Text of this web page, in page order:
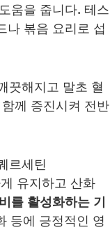
움을 줍니다. 테스
나 볶음 요리로 섭
끗해지고 말초 혈
께 증진시켜 전반
르세틴
유지하고 산화
를 활성화하는 기
등에 긍정적인 영